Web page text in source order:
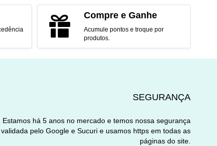
Compre e Ganhe
Acumule pontos e troque por
produtos.
SEGURANÇA
Estamos há 5 anos no mercado e temos nossa segurança
validada pelo Google e Sucuri e usamos https em todas as
páginas do site.